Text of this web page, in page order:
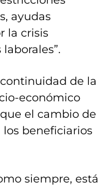
ayudas
la crisis
de la
económico
el cambio de
beneficiarios
siempre, está